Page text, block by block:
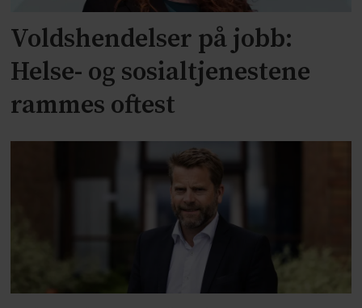
Voldshendelser på jobb:
Helse- og sosialtjenestene
rammes oftest